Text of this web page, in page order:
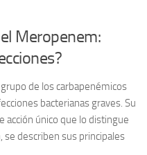
Meropenem:
de los carbapenémicos
bacterianas graves. Su
acción único que lo distingue
se describen sus principales